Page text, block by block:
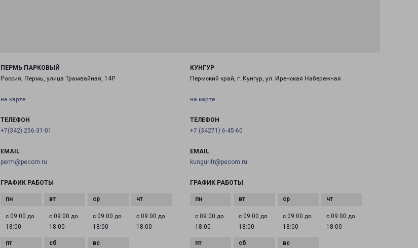
ПЕРМЬ ПАРКОВЫЙ
Россия, Пермь, улица Трамвайная, 14Р
на карте
ТЕЛЕФОН
+7(342) 256-31-01
EMAIL
perm@pecom.ru
ГРАФИК РАБОТЫ
с 09:00 до
18:00
с 09:00 до
18:00
с 09:00 до
18:00
с 09:00 до
18:00
КУНГУР
Пермский край, г. Кунгур, ул. Иренская Набережная
на карте
ТЕЛЕФОН
+7 (34271) 6-45-60
EMAIL
kungur-fr@pecom.ru
ГРАФИК РАБОТЫ
с 09:00 до
18:00
с 09:00 до
18:00
с 09:00 до
18:00
с 09:00 до
18:00